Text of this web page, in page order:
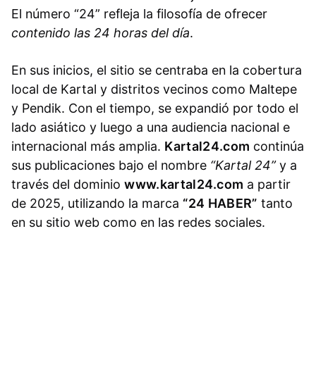
El número “24” refleja la filosofía de ofrecer
contenido las 24 horas del día.
En sus inicios, el sitio se centraba en la cobertura
local de Kartal y distritos vecinos como Maltepe
y Pendik. Con el tiempo, se expandió por todo el
lado asiático y luego a una audiencia nacional e
internacional más amplia. Kartal24.com continúa
sus publicaciones bajo el nombre “Kartal 24”y a
través del dominiowww.kartal24.com a partir
de 2025, utilizando la marca “24 HABER” tanto
en su sitio web como en las redes sociales.